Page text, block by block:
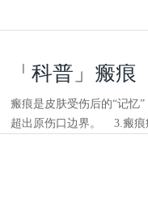
「科普」瘢
瘢痕是皮肤受伤后的“记
超出原伤口边界。 3.瘢痕